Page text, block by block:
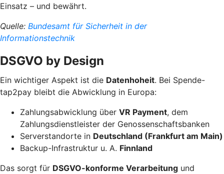
Einsatz – und bewährt.
Quelle: Bundesamt für Sicherheit in der
Informationstechnik
DSGVO by Design
Ein wichtiger Aspekt ist die Datenhoheit. Bei Spende-
tap2pay bleibt die Abwicklung in Europa:
Zahlungsabwicklung über VR Payment, dem
Zahlungsdienstleister der Genossenschaftsbanken
Serverstandorte in Deutschland (Frankfurt am Main)
Backup-Infrastruktur u. A. Finnland
Das sorgt für DSGVO-konforme Verarbeitung und